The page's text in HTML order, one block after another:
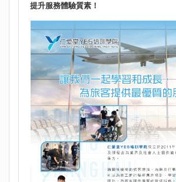
提升服務體驗質素！